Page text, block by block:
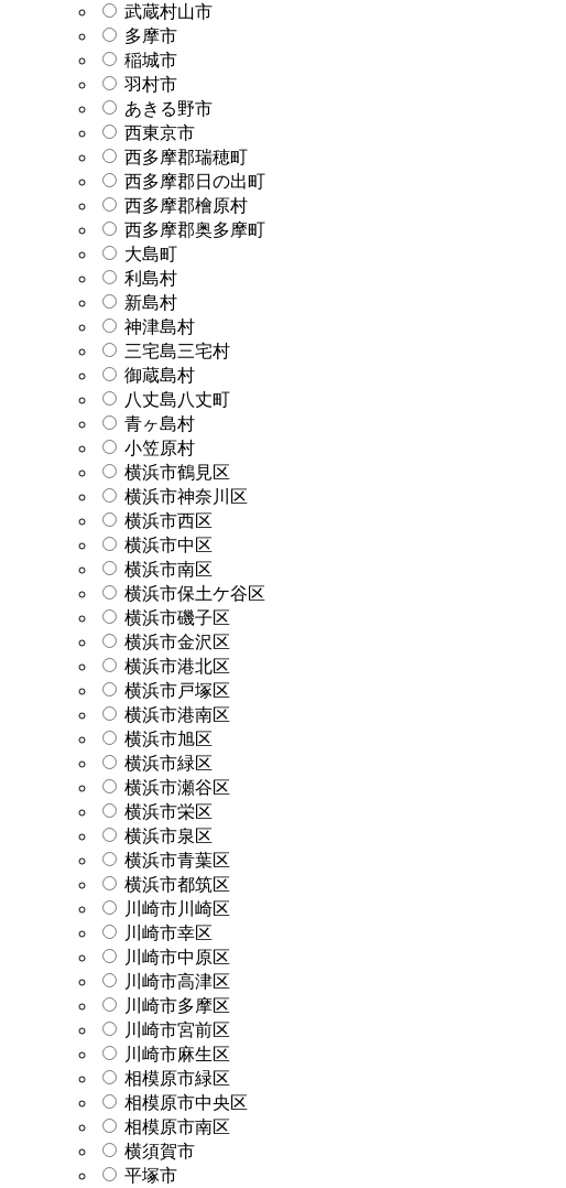
武蔵村山市
多摩市
稲城市
羽村市
あきる野市
西東京市
西多摩郡瑞穂町
西多摩郡日の出町
西多摩郡檜原村
西多摩郡奥多摩町
大島町
利島村
新島村
神津島村
三宅島三宅村
御蔵島村
八丈島八丈町
青ヶ島村
小笠原村
横浜市鶴見区
横浜市神奈川区
横浜市西区
横浜市中区
横浜市南区
横浜市保土ケ谷区
横浜市磯子区
横浜市金沢区
横浜市港北区
横浜市戸塚区
横浜市港南区
横浜市旭区
横浜市緑区
横浜市瀬谷区
横浜市栄区
横浜市泉区
横浜市青葉区
横浜市都筑区
川崎市川崎区
川崎市幸区
川崎市中原区
川崎市高津区
川崎市多摩区
川崎市宮前区
川崎市麻生区
相模原市緑区
相模原市中央区
相模原市南区
横須賀市
平塚市